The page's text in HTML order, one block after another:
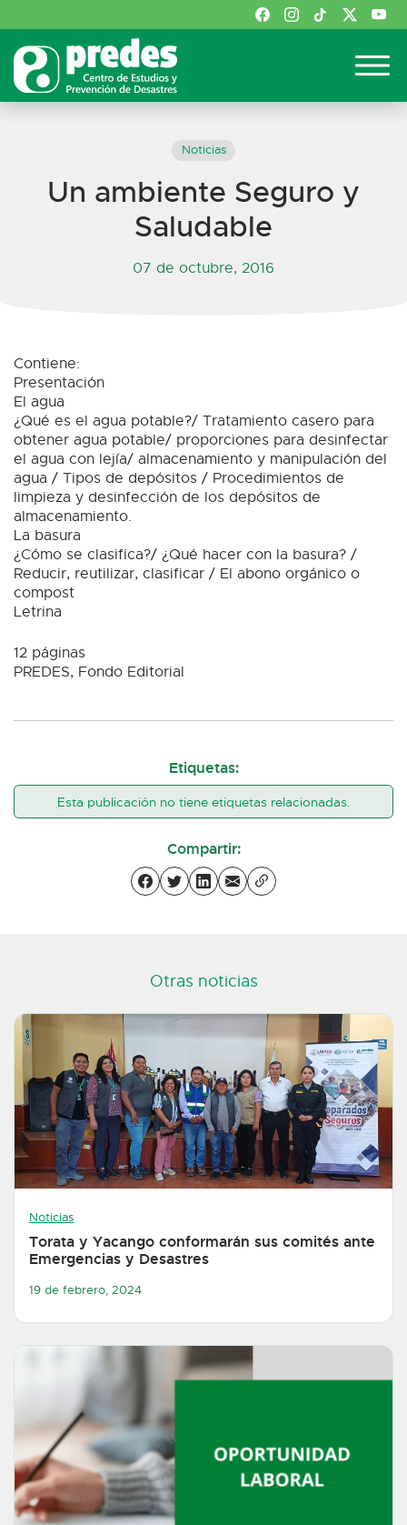
Noticias
Un ambiente Seguro y
Saludable
07 de octubre, 2016
Contiene:
Presentación
El agua
¿Qué es el agua potable?/ Tratamiento casero para
obtener agua potable/ proporciones para desinfectar
el agua con lejía/ almacenamiento y manipulación del
agua / Tipos de depósitos / Procedimientos de
limpieza y desinfección de los depósitos de
almacenamiento.
La basura
¿Cómo se clasifica?/ ¿Qué hacer con la basura? /
Reducir, reutilizar, clasificar / El abono orgánico o
compost
Letrina
12 páginas
PREDES, Fondo Editorial
Etiquetas:
Esta publicación no tiene etiquetas relacionadas.
Compartir:
Otras noticias
Noticias
Torata y Yacango conformarán sus comités ante
Emergencias y Desastres
19 de febrero, 2024